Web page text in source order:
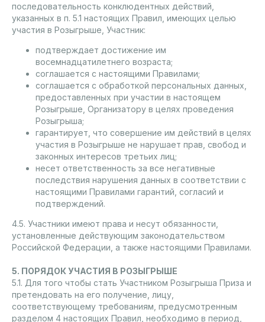
последовательность конклюдентных действий,
указанных в п. 5.1 настоящих Правил, имеющих целью
участия в Розыгрыше, Участник:
подтверждает достижение им
восемнадцатилетнего возраста;
соглашается с настоящими Правилами;
соглашается с обработкой персональных данных,
предоставленных при участии в настоящем
Розыгрыше, Организатору в целях проведения
Розыгрыша;
гарантирует, что совершение им действий в целях
участия в Розыгрыше не нарушает прав, свобод и
законных интересов третьих лиц;
несет ответственность за все негативные
последствия нарушения данных в соответствии с
настоящими Правилами гарантий, согласий и
подтверждений.
4.5. Участники имеют права и несут обязанности,
установленные действующим законодательством
Российской Федерации, а также настоящими Правилами.
5. ПОРЯДОК УЧАСТИЯ В РОЗЫГРЫШЕ
5.1. Для того чтобы стать Участником Розыгрыша Приза и
претендовать на его получение, лицу,
соответствующему требованиям, предусмотренным
разделом 4 настоящих Правил, необходимо в период,